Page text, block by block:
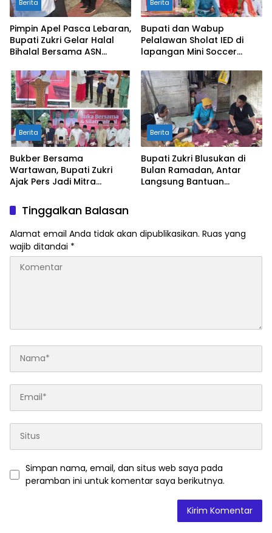
Berita
Pimpin Apel Pasca Lebaran,
Bupati Zukri Gelar Halal
Bihalal Bersama ASN
Berita
Bupati dan Wabup
Pelalawan Sholat IED di
lapangan Mini Soccer
Berita
Bukber Bersama
Wartawan, Bupati Zukri
Ajak Pers Jadi Mitra
Tantangan Anggaran
Daerah
Berita
Bupati Zukri Blusukan di
Bulan Ramadan, Antar
Langsung Bantuan
Tinggalkan Balasan
Alamat email Anda tidak akan dipublikasikan. Ruas yang
wajib ditandai *
Simpan nama, email, dan situs web saya pada
peramban ini untuk komentar saya berikutnya.